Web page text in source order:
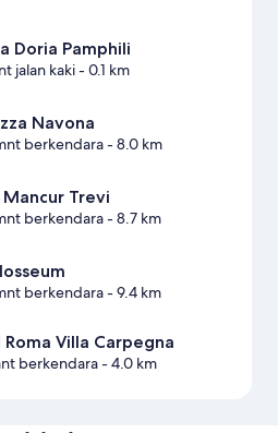
Doria Pamphili
jalan kaki- 0.1 km
Navona
berkendara- 8.0 km
Trevi
berkendara- 8.7 km
berkendara- 9.4 km
Roma Villa Carpegna
berkendara- 4.0 km